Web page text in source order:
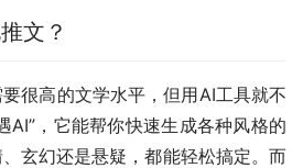
文？
很高的文学水平，但用AI工具就不
AI”，它能帮你快速生成各种风格的
玄幻还是悬疑，都能轻松搞定。而